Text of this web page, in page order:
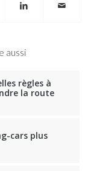
aussi
règles à
la route
cars plus